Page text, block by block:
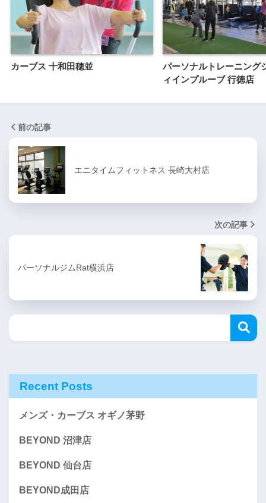
カーブス 十和田穂並
パーソナルトレーニング
ィインプルーブ 行徳店
前の記事
エニタイムフィットネス 長崎大村店
次の記事
パーソナルジムRat横浜店
Recent Posts
メンズ・カーブス オギノ茅野
BEYOND 沼津店
BEYOND 仙台店
BEYOND成田店